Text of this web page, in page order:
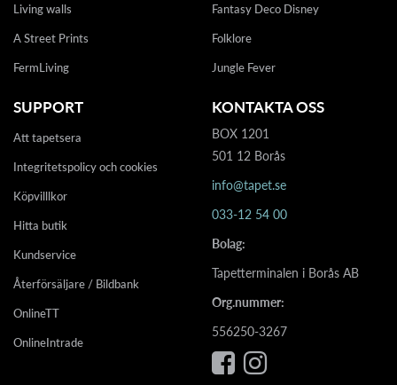
Living walls
A Street Prints
FermLiving
Fantasy Deco Disney
Folklore
Jungle Fever
SUPPORT
Att tapetsera
Integritetspolicy och cookies
Köpvilllkor
Hitta butik
Kundservice
Återförsäljare / Bildbank
OnlineTT
OnlineIntrade
KONTAKTA OSS
BOX 1201
501 12 Borås
info@tapet.se
033-12 54 00
Bolag:
Tapetterminalen i Borås AB
Org.nummer:
556250-3267